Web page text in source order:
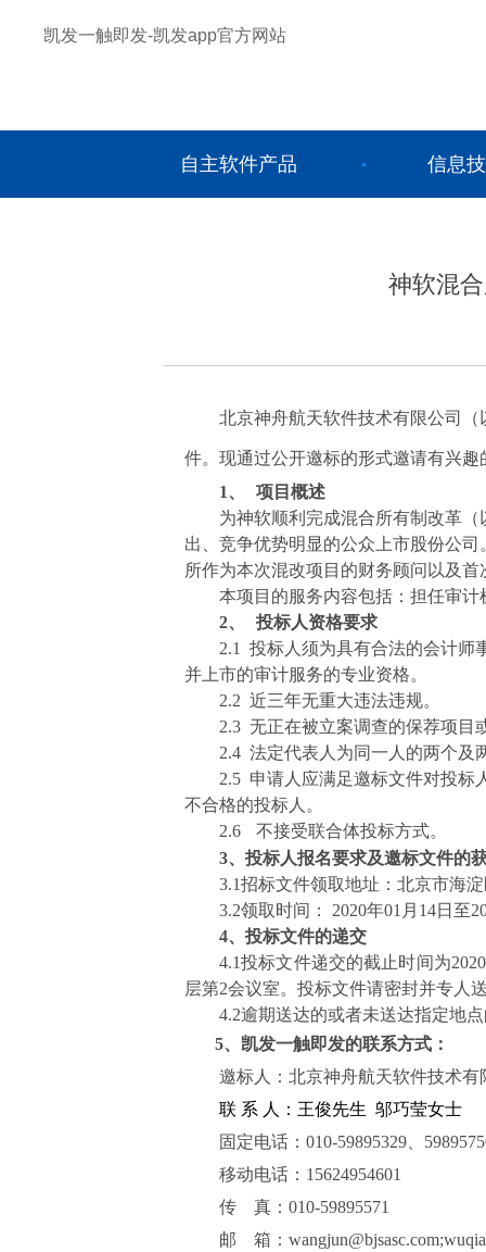
凯发一触即发-凯发app官方网站
自主软件产品 信息
神软混
北京神舟航天软件技术有限公司（
件。现通过公开邀标的形式邀请有兴趣
1、
项目概述
为神软顺利完成混合所有制改革（
出、竞争优势明显的公众上市股份公
所作为本次混改项目的财务顾问以及
本项目的服务内容包括：担任审
2、
投标人资格要求
2.1 投标人须为具有合法的会计师
并上市的审计服务的专业资格。
2.2 近三年无重大违法违规。
2.3 无正在被立案调查的保荐项目
2.4 法定代表人为同一人的两个及
2.5 申请人应满足邀标文件对投标
不合格的投标人。
2.6
不接受联合体投标方式。
3、投标人报名要求及邀标文件的
3.1招标文件领取地址：北京市海
3.2领取时间： 2020年01 月 14日至
4、投标文件的递交
4.1投标文件递交的截止时间为2020
层第2会议室。投标文件请密封并专人
4.2逾期送达的或者未送达指定地
5、凯发一触即发的联系方式：
邀标人：北京神舟航天软件技术有
联 系 人：王俊先生 邬巧莹女士
固定电话： 010-59895329
移动电话： 15624954601
传
真： 010-59895571
邮
箱： wangjun@bjsasc.com;